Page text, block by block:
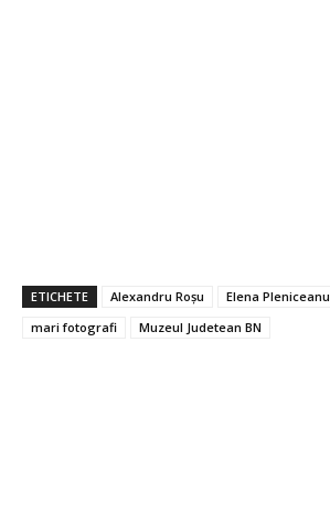
ETICHETE Alexandru Roșu Elena Pleniceanu
mari fotografi
Muzeul Judetean BN